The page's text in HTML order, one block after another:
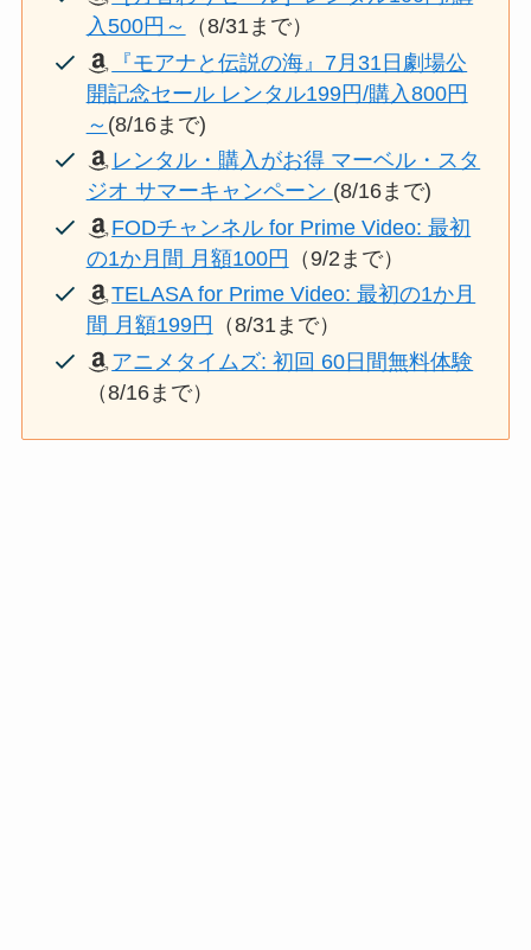
入500円～
（8/31まで）
『モアナと伝説の海』7月31日劇場公
開記念セール レンタル199円/購入800円
～ (8/16まで)
レンタル・購入がお得 マーベル・スタ
ジオ サマーキャンペーン (8/16まで)
FODチャンネル for Prime Video: 最初
の1か月間 月額100円 （9/2まで）
TELASA for Prime Video: 最初の1か月
間 月額199円
（8/31まで）
アニメタイムズ: 初回 60日間無料体験
（8/16まで）